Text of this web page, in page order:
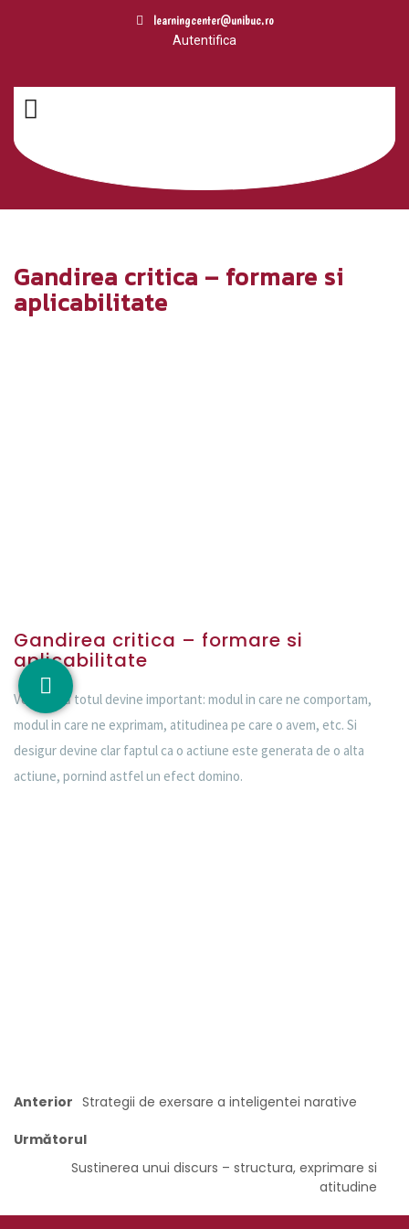
learningcenter@unibuc.ro
Autentifica
Gandirea critica – formare si
aplicabilitate
Gandirea critica – formare si
aplicabilitate
Vei afla că totul devine important: modul in care ne comportam,
modul in care ne exprimam, atitudinea pe care o avem, etc. Si
desigur devine clar faptul ca o actiune este generata de o alta
actiune, pornind astfel un efect domino.
Anterior Strategii de exersare a inteligentei narative
Următorul
Sustinerea unui discurs – structura, exprimare si
atitudine
În perioada 3 august - 7 august 2026,
platforma Centrului de Învățare UB,
cerfificatele de participare. Începând
cu data de 8 august certificatele
numai sunt disponibile. Pentru orice
learningcenter@unibuc.ro